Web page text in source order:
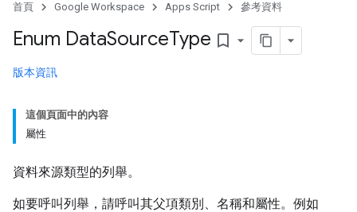
首頁 Google Workspace Apps Script 參考資料
Enum DataSourceType bookmark_border
版本資訊
這個頁面中的內容
屬性
資料來源類型的列舉。
如要呼叫列舉，請呼叫其父項類別、名稱和屬性。例如